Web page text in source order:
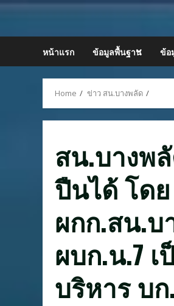
Skip
content
หน้าแรก ข้อมูลพื้นฐาน ข้อ
Home ข่าว สน.บางพลัด
สน.บางพ
ปืนได้ โด
ผกก.สน.บ
ผบก.น.7
บริหาร บ